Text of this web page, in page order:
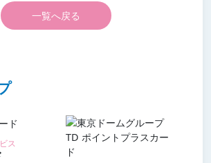
一覧へ戻る
ス